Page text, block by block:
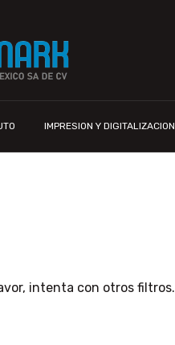
IMPRESION Y DIGITALIZACION
intenta con otros filtros.